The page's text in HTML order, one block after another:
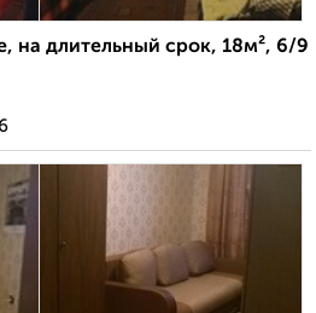
на длительный срок, 18м², 6/9